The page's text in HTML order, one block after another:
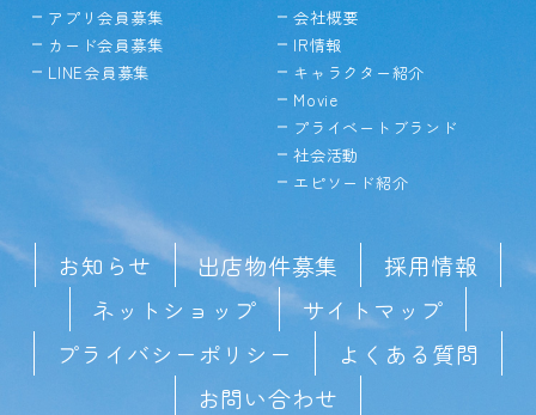
アプリ会員募集
カード会員募集
LINE会員募集
会社概要
IR情報
キャラクター紹介
Movie
プライベートブランド
社会活動
エピソード紹介
お知らせ 出店物件募集
採用情報
ネットショップ
サイトマップ
プライバシーポリシー
よくある質問
お問い合わせ